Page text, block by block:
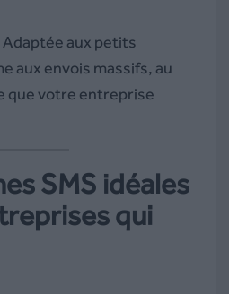
Adaptée aux petits
aux envois massifs, au
que votre entreprise
SMS idéales
qui